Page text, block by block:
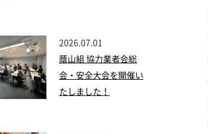
2026.07.01
蔭山組 協力業者会総
会・安全大会を開催い
たしました！